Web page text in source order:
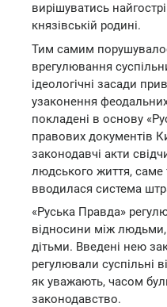
вирішуватись
князівській родині.
Тим самим
врегулювання
ідеологічні засади
узаконення
покладені в основу
правових документів
законодавчі акти
людського життя,
вводилася система
«Руська Правда»
відносини між
дітьми. Введені нею
регулювали суспільні
як уважають, часом
законодавство.